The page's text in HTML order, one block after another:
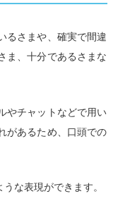
るさまや、確実で間違
ま、十分であるさまな
やチャットなどで用い
があるため、口頭での
な表現ができます。